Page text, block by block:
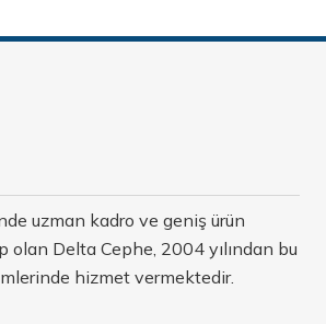
uzman kadro ve geniş ürün
olan Delta Cephe, 2004 yılından bu
hizmet vermektedir.